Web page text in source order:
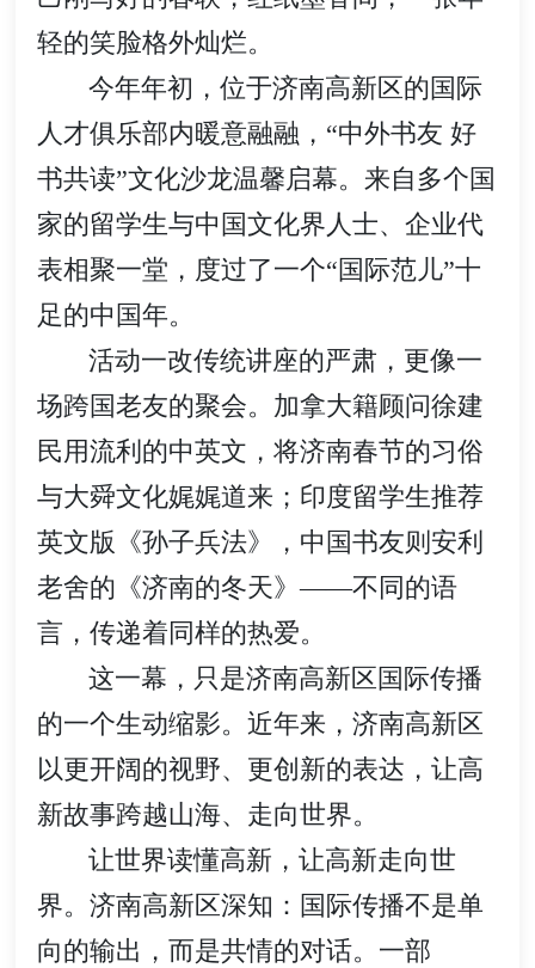
轻的笑脸格外灿烂。
今年年初，位于济南高新区的国际
人才俱乐部内暖意融融，“中外书友 好
书共读”文化沙龙温馨启幕。来自多个国
家的留学生与中国文化界人士、企业代
表相聚一堂，度过了一个“国际范儿”十
足的中国年。
活动一改传统讲座的严肃，更像一
场跨国老友的聚会。加拿大籍顾问徐建
民用流利的中英文，将济南春节的习俗
与大舜文化娓娓道来；印度留学生推荐
英文版《孙子兵法》，中国书友则安利
老舍的《济南的冬天》——不同的语
言，传递着同样的热爱。
这一幕，只是济南高新区国际传播
的一个生动缩影。近年来，济南高新区
以更开阔的视野、更创新的表达，让高
新故事跨越山海、走向世界。
让世界读懂高新，让高新走向世
界。济南高新区深知：国际传播不是单
向的输出，而是共情的对话。一部